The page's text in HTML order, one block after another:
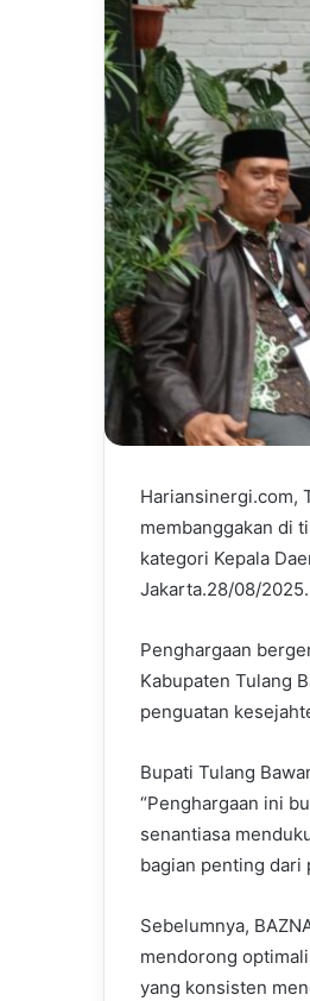
Hariansinergi.com,
membanggakan di
kategori Kepala
Jakarta.28/08/2025.
Penghargaan
Kabupaten Tulang
penguatan
Bupati Tulang
“Penghargaan ini
senantiasa
bagian penting dari
Sebelumnya,
mendorong
yang konsisten